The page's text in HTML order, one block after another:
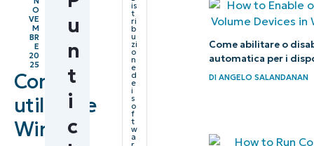
O
VE
M
BR
E
20
25
Come
utilizzare
Winget
chiave
Che
cos’è
Winget?
Come
utilizzare
u
n
t
i
c
is
t
ri
b
u
zi
o
n
e
d
e
i
s
o
f
t
w
a
Come abilitare o
automatica per i
DIANGELO SALANDANAN